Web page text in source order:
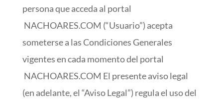
persona que acceda al portal
NACHOARES.COM (“Usuario”) acepta
someterse a las Condiciones Generales
vigentes en cada momento del portal
NACHOARES.COM El presente aviso legal
(en adelante, el “Aviso Legal”) regula el uso del